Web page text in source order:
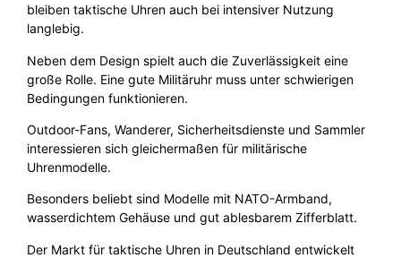
bleiben taktische Uhren auch bei intensiver Nutzung
langlebig.
Neben dem Design spielt auch die Zuverlässigkeit eine
große Rolle. Eine gute Militäruhr muss unter schwierigen
Bedingungen funktionieren.
Outdoor-Fans, Wanderer, Sicherheitsdienste und Sammler
interessieren sich gleichermaßen für militärische
Uhrenmodelle.
Besonders beliebt sind Modelle mit NATO-Armband,
wasserdichtem Gehäuse und gut ablesbarem Zifferblatt.
Der Markt für taktische Uhren in Deutschland entwickelt